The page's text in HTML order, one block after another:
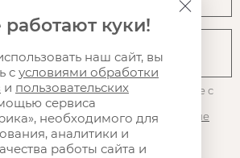
"Подписаться", вы даете согласие с
, на
а так же наполучение
числе рекламной
работают куки!
наш сайт, вы
с условиями обработки
и пользовательских
сервиса
необходимого для
аналитики и
работы сайта и